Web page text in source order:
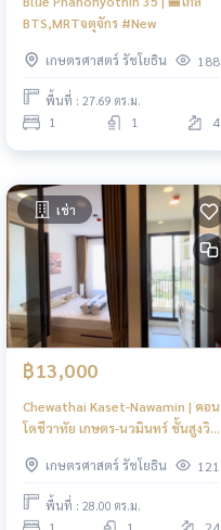
BTS,MRTจตุจักร #New
เกษตรศาสตร์ รัชโยธิน 188
พื้นที่ : 27.69 ตร.ม.
1 1 4
เช่า
฿13,000
Chewathai Kaset-Nawamin | คอน
โดชีวาทัย เกษตร-นวมินทร์ ชั้นสูงวิว
เกษตรศาสตร์ รัชโยธิน
121
พื้นที่ : 28.00 ตร.ม.